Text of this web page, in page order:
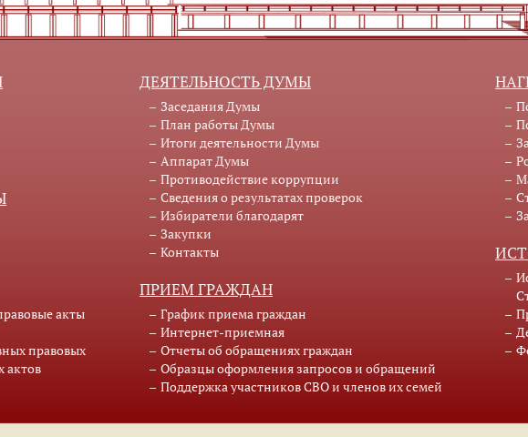
акты
правовых
актов
ДЕЯТЕЛЬНОСТЬ ДУМЫ
Заседания Думы
План работы Думы
Итоги деятельности Думы
Аппарат Думы
Противодействие коррупции
Сведения о результатах проверок
Избиратели благодарят
Закупки
Контакты
ПРИЕМ ГРАЖДАН
График приема граждан
Интернет-приемная
Отчеты об обращениях граждан
Образцы оформления запросов и обращений
Поддержка участников СВО и членов их семей